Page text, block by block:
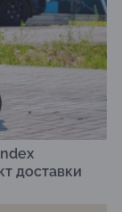
доставки